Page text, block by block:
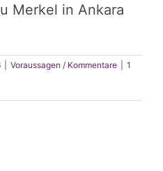
Merkel in Ankara
Voraussagen / Kommentare
1